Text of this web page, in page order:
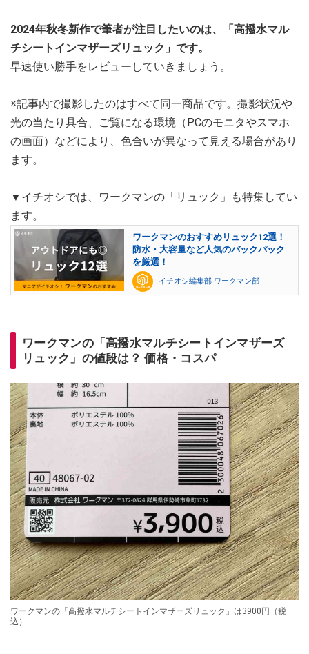
2024年秋冬新作で筆者が注目したいのは、「高撥水マル
チシートインマザーズリュック」です。
早速使い勝手をレビューしていきましょう。
※記事内で撮影したのはすべて同一商品です。撮影状況や
光の当たり具合、ご覧になる環境（PCのモニタやスマホ
の画面）などにより、色合いが異なって見える場合があり
ます。
▼イチオシでは、ワークマンの「リュック」も特集してい
ます。
ワークマンのおすすめリュック12選！
防水・大容量など人気のバックパック
を厳選！
イチオシ編集部 ワークマン部
ワークマンの「高撥水マルチシートインマザーズ
リュック」の値段は？ 価格・コスパ
ワークマンの「高撥水マルチシートインマザーズリュック」は3900円（税
込）